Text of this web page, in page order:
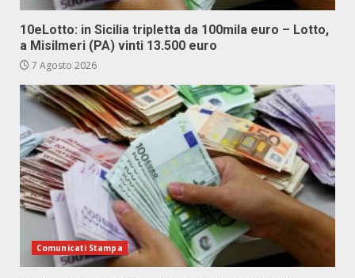
10eLotto: in Sicilia tripletta da 100mila euro – Lotto,
a Misilmeri (PA) vinti 13.500 euro
7 Agosto 2026
Comunicati Stampa